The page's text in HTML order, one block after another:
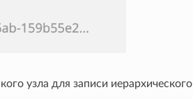
узла для записи иерархического